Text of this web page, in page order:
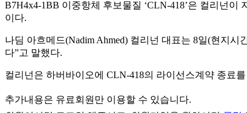
B7H4x4-1BB 이중항체 후보물질 ‘CLN-418’은 컬리넌
이다.
나딤 아흐메드(Nadim Ahmed) 컬리넌 대표는 8일(현지
다”고 말했다.
컬리넌은 하버바이오에 CLN-418의 라이선스계약 종료
추가내용은 유료회원만 이용할 수 있습니다.